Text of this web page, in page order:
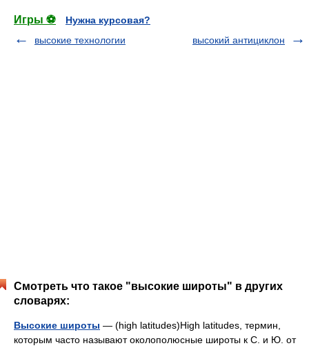
Игры ⚽
Нужна курсовая?
высокие технологии
высокий антициклон
Смотреть что такое "высокие широты" в других
словарях:
Высокие широты — (high latitudes)High latitudes, термин,
которым часто называют околополюсные широты к С. и Ю. от